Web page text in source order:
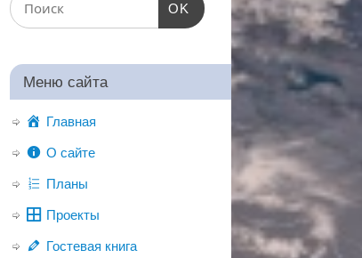
OK
Меню сайта
Главная
О сайте
Планы
Проекты
Гостевая книга